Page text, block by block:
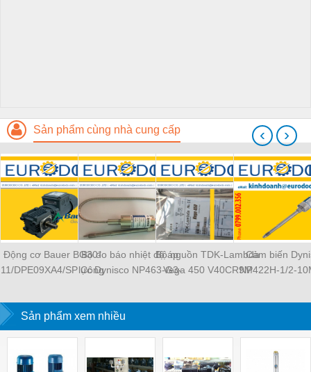
Sản phẩm cùng nhà cung cấp
Động cơ Bauer BG30-
11/DPE09XA4/SP Công
Bộ đo báo nhiệt độ áp
lực Dynisco NP463-G3-
Bộ nguồn TDK-Lambda
Vega 450 V40CR9M
Cảm biến
NP422H-1/2-
‹ ›
Sản phẩm xem nhiều